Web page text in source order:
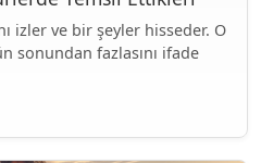
izler ve bir şeyler hisseder. O
sonundan fazlasını ifade